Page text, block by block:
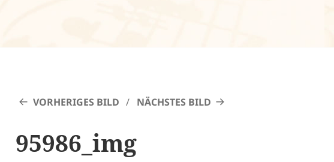
VORHERIGES BILD NÄCHSTES BILD
95986_img